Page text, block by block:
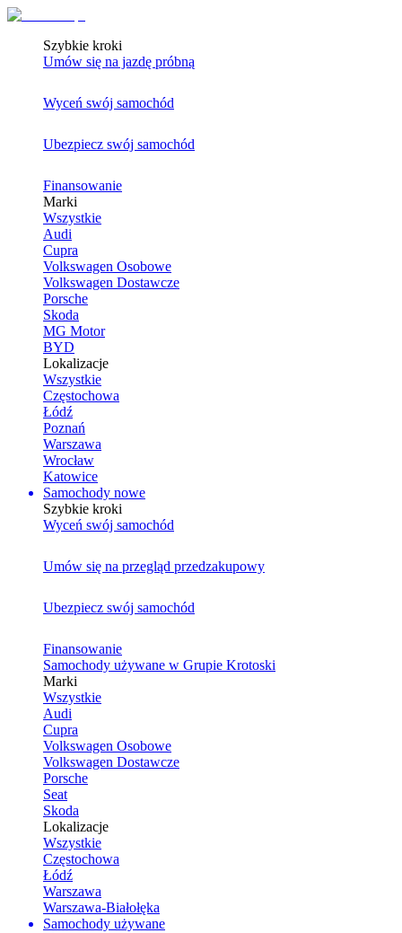
Szybkie kroki
Umów się na jazdę próbną
Wyceń swój samochód
Ubezpiecz swój samochód
Finansowanie
Marki
Wszystkie
Audi
Cupra
Volkswagen Osobowe
Volkswagen Dostawcze
Porsche
Skoda
MG Motor
BYD
Lokalizacje
Wszystkie
Częstochowa
Łódź
Poznań
Warszawa
Wrocław
Katowice
Samochody nowe
Szybkie kroki
Wyceń swój samochód
Umów się na przegląd przedzakupowy
Ubezpiecz swój samochód
Finansowanie
Samochody używane w Grupie Krotoski
Marki
Wszystkie
Audi
Cupra
Volkswagen Osobowe
Volkswagen Dostawcze
Porsche
Seat
Skoda
Lokalizacje
Wszystkie
Częstochowa
Łódź
Warszawa
Warszawa-Białołęka
Samochody używane